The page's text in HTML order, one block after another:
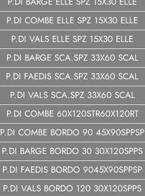
P.DI COMBE ELLE SPZ 15X30 ELLE
P.DI VALS ELLE SPZ 15X30 ELLE
P.DI BARGE SCA.SPZ 33X60 SCAL
P.DI FAEDIS SCA.SPZ 33X60 SCAL
P.DI VALS SCA.SPZ 33X60 SCAL
P.DI COMBE 60X120STR60X120RT
P.DI COMBE BORDO 90 45X90SPPSP
P.DI BARGE BORDO 30 30X120SPPS
P.DI FAEDIS BORDO 9045X90SPPSP
P.DI VALS BORDO 120 30X120SPPS